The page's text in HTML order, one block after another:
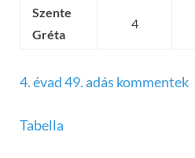
Szente
Gréta
4
4. évad 49. adás kommentek
Tabella